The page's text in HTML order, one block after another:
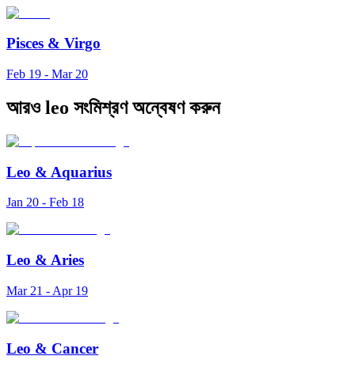
Pisces & Virgo
Feb 19 - Mar 20
আরও leo সংমিশ্রণ অন্বেষণ করুন
Leo & Aquarius
Jan 20 - Feb 18
Leo & Aries
Mar 21 - Apr 19
Leo & Cancer